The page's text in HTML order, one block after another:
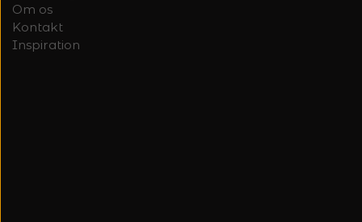
Om os
Kontakt
Inspiration